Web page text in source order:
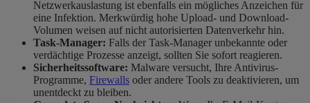
Netzwerkauslastung ist ebenfalls ein mögliches Anzeichen für
eine Infektion. Merkwürdig hohe Upload- und Download-
Volumen weisen auf nicht autorisierten Datenverkehr hin.
Task-Manager: Falls der Task-Manager unbekannte oder
verdächtige Prozesse anzeigt, sollten Sie sofort reagieren.
Sicherheitssoftware: Malware versucht, Ihre Antivirus-
Programme, Firewalls oder andere Tools zu deaktivieren, um
unentdeckt zu bleiben.